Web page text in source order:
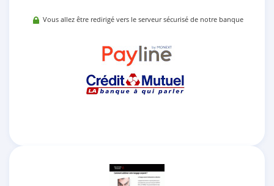
Vous allez être redirigé vers le serveur sécurisé de notre banque